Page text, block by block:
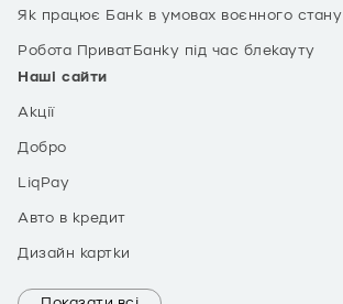
Як працює Банк в умовах воєнного стану
Робота ПриватБанку під час блекауту
Наші сайти
Акції
Добро
LiqPay
Авто в кредит
Дизайн картки